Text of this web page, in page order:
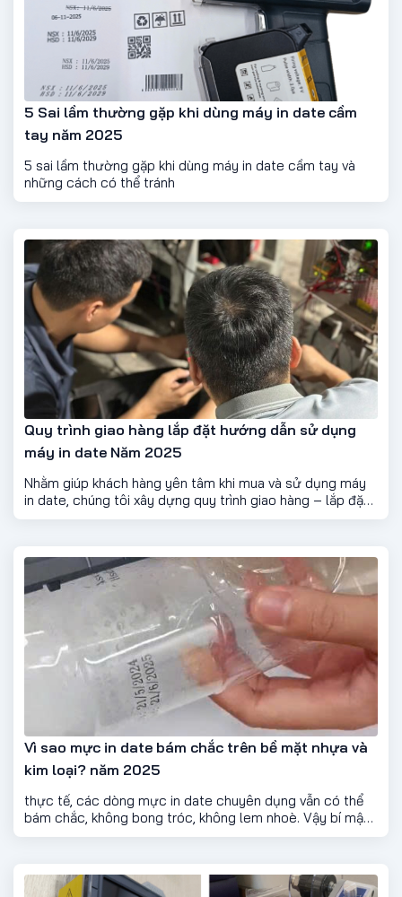
5 Sai lầm thường gặp khi dùng máy in date cầm
tay năm 2025
5 sai lầm thường gặp khi dùng máy in date cầm tay và
những cách có thể tránh
Quy trình giao hàng lắp đặt hướng dẫn sử dụng
máy in date Năm 2025
Nhằm giúp khách hàng yên tâm khi mua và sử dụng máy
in date, chúng tôi xây dựng quy trình giao hàng – lắp đặt
– hướng dẫn sử dụng chuyên nghiệp, nhanh chóng và
Vì sao mực in date bám chắc trên bề mặt nhựa và
kim loại? năm 2025
thực tế, các dòng mực in date chuyên dụng vẫn có thể
bám chắc, không bong tróc, không lem nhoè. Vậy bí mật
nằm ở đâu?